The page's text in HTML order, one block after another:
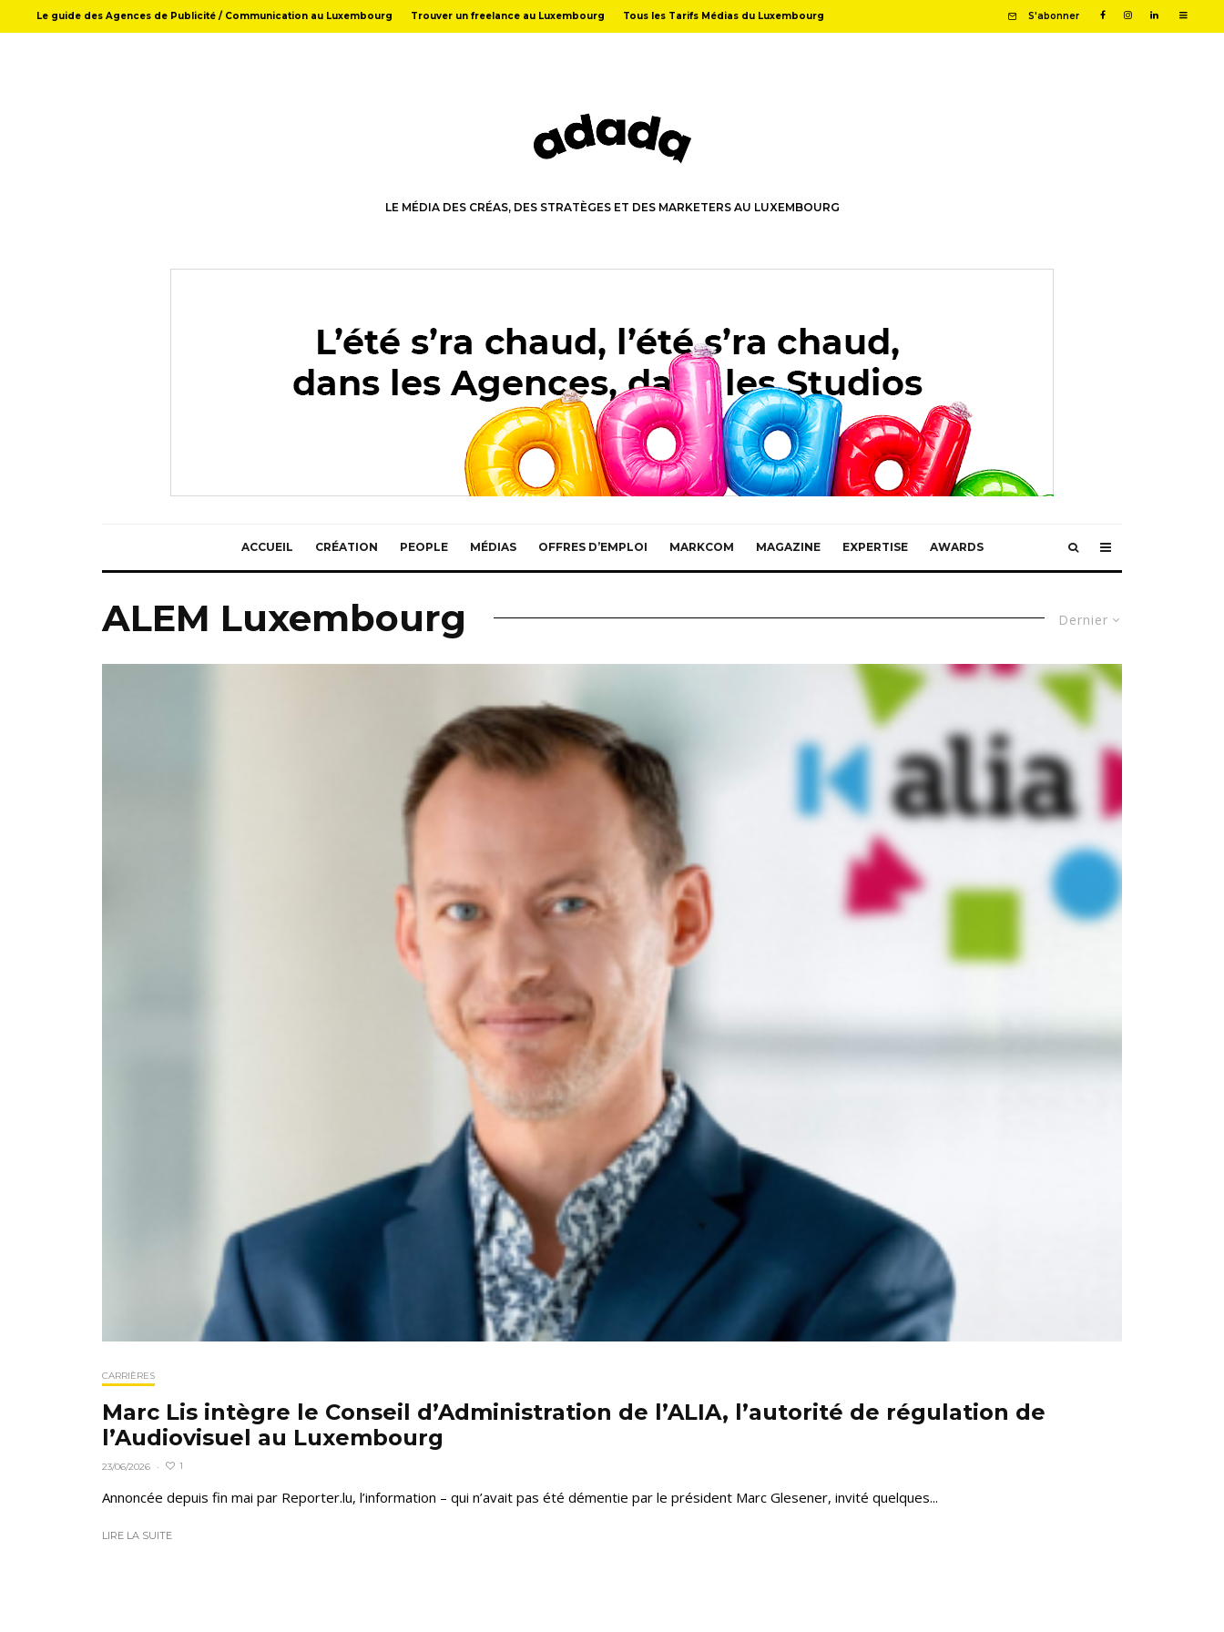
Le guide des Agences de Publicité / Communication au Luxembourg Trouver un freelance au Luxembourg Tous les Tarifs Médias du Luxembourg S'abonner
LE MÉDIA DES CRÉAS, DES STRATÈGES ET DES MARKETERS AU LUXEMBOURG
ACCUEIL CRÉATION PEOPLE MÉDIAS OFFRES D’EMPLOI MARKCOM MAGAZINE EXPERTISE AWARDS
Dernier
ALEM Luxembourg
CARRIÈRES
Marc Lis intègre le Conseil d’Administration de l’ALIA, l’autorité de régulation de
l’Audiovisuel au Luxembourg
23/06/2026 · 1
Annoncée depuis fin mai par Reporter.lu, l’information – qui n’avait pas été démentie par le président Marc Glesener, invité quelques...
LIRE LA SUITE